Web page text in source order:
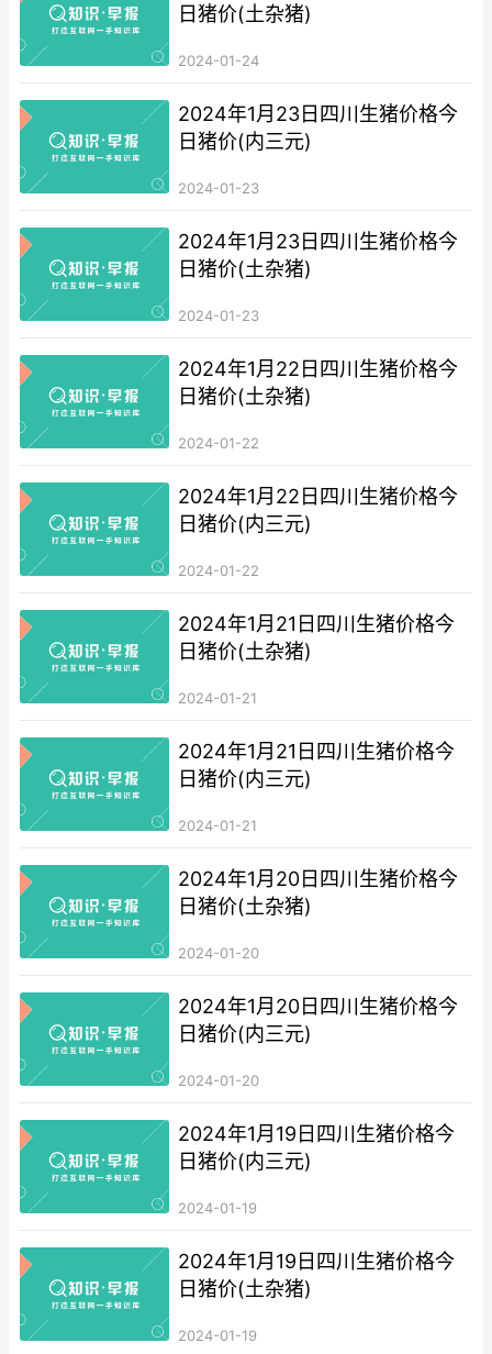
日猪价(土杂猪)
2024-01-24
2024年1月23日四川生猪价格今
日猪价(内三元)
2024-01-23
2024年1月23日四川生猪价格今
日猪价(土杂猪)
2024-01-23
2024年1月22日四川生猪价格今
日猪价(土杂猪)
2024-01-22
2024年1月22日四川生猪价格今
日猪价(内三元)
2024-01-22
2024年1月21日四川生猪价格今
日猪价(土杂猪)
2024-01-21
2024年1月21日四川生猪价格今
日猪价(内三元)
2024-01-21
2024年1月20日四川生猪价格今
日猪价(土杂猪)
2024-01-20
2024年1月20日四川生猪价格今
日猪价(内三元)
2024-01-20
2024年1月19日四川生猪价格今
日猪价(内三元)
2024-01-19
2024年1月19日四川生猪价格今
日猪价(土杂猪)
2024-01-19